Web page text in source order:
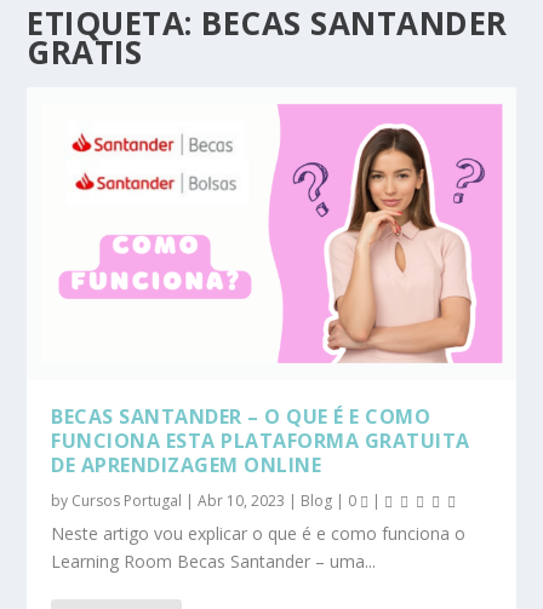
ETIQUETA: BECAS SANTANDER
GRATIS
BECAS SANTANDER – O QUE É E COMO
FUNCIONA ESTA PLATAFORMA GRATUITA
DE APRENDIZAGEM ONLINE
by Cursos Portugal |Abr 10, 2023 | Blog | 0 |
Neste artigo vou explicar o que é e como funciona o
Learning Room Becas Santander – uma...